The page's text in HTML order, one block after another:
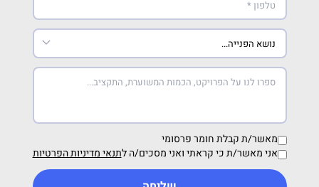
מאשר/ת קבלת חומר פרסומי
אני מאשר/ת כי קראתי ואני מסכים/ה לתנאי מדיניות הפרטיות